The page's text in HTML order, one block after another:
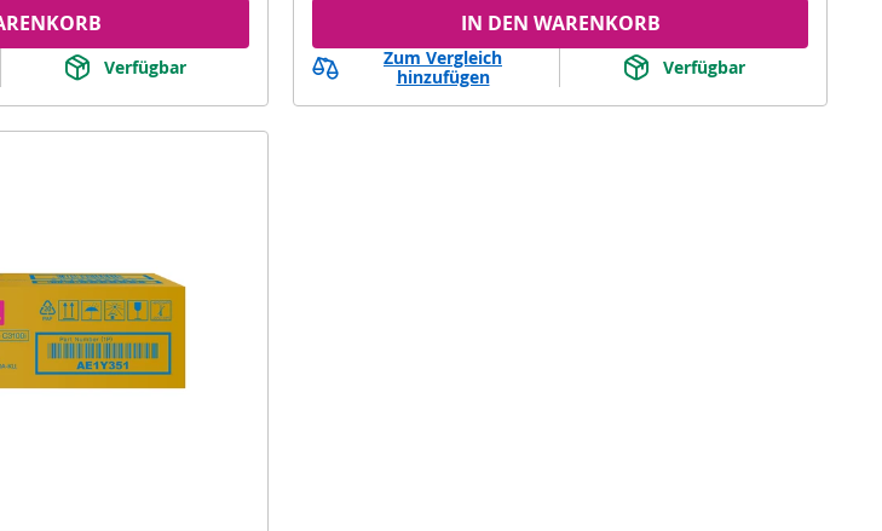
Verfügbar
IN DEN WARENKORB
Zum Vergleich
hinzufügen
Verfügbar